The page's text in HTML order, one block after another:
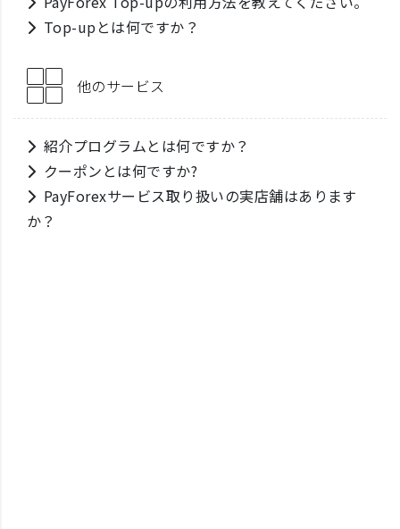
Top-upとは何ですか？
他のサービス
紹介プログラムとは何ですか？
クーポンとは何ですか?
PayForexサービス取り扱いの実店舗はあります
か？